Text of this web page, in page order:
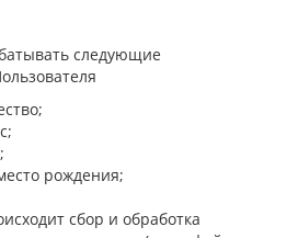
следующие
рождения;
сбор и обработка